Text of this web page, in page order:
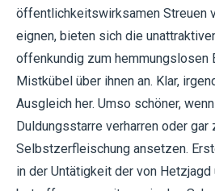
öffentlichkeitswirksamen Streuen
eignen, bieten sich die
offenkundig zum hemmungslosen
Mistkübel über ihnen an. Klar,
Ausgleich her. Umso schöner,
Duldungsstarre verharren oder gar
Selbstzerfleischung ansetzen.
in der Untätigkeit der von